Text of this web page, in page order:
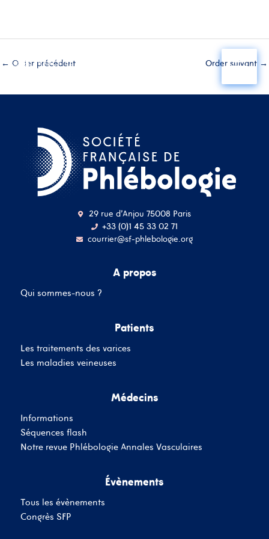
← Order précédent Order suivant →
29 rue d'Anjou 75008 Paris
+33 (0)1 45 33 02 71
courrier@sf-phlebologie.org
A propos
Qui sommes-nous ?
Patients
Les traitements des varices
Les maladies veineuses
Médecins
Informations
Séquences flash
Notre revue Phlébologie Annales Vasculaires
Évènements
Tous les évènements
Congrès SFP
adresse mail
Se souvenir de moi
SE CONNECTER
Inscrivez-Vous